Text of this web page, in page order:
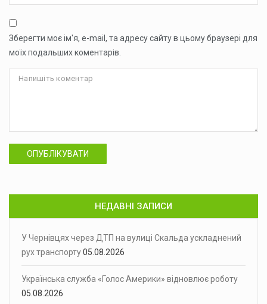
Зберегти моє ім'я, e-mail, та адресу сайту в цьому браузері для
моїх подальших коментарів.
ОПУБЛІКУВАТИ
НЕДАВНІ ЗАПИСИ
У Чернівцях через ДТП на вулиці Скальда ускладнений
рух транспорту05.08.2026
Українська служба «Голос Америки» відновлює роботу
05.08.2026